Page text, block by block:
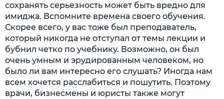
сохранять серьезность может быть вредно для
имиджа. Вспомните времена своего обучения.
Скорее всего, у вас тоже был преподаватель,
который никогда не отступал от темы лекции и
бубнил четко по учебнику. Возможно, он был
очень умным и эрудированным человеком, но
было ли вам интересно его слушать? Иногда нам
всем хочется расслабиться и пошутить. Поэтому
врачи, бизнесмены и юристы также могут